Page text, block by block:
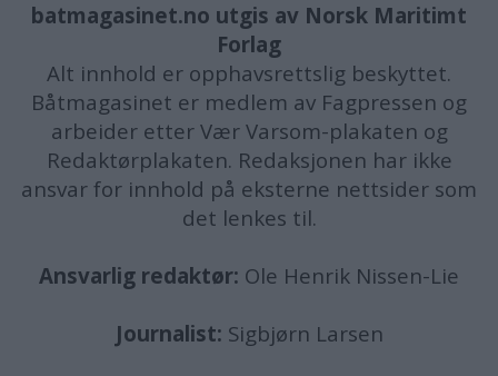
batmagasinet.no utgis av Norsk Maritimt
Forlag
Alt innhold er opphavsrettslig beskyttet.
Båtmagasinet er medlem av Fagpressen og
arbeider etter Vær Varsom-plakaten og
Redaktørplakaten. Redaksjonen har ikke
ansvar for innhold på eksterne nettsider som
det lenkes til.
Ansvarlig redaktør: Ole Henrik Nissen-Lie
Journalist: Sigbjørn Larsen